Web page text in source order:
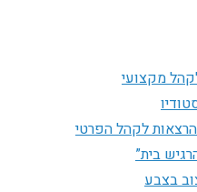
מקצועי
לקהל הפרטי
בית”
בצבע